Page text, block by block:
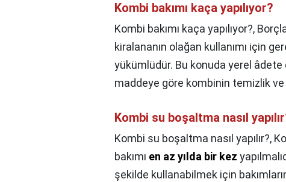
Kombi bakımı kaça yapılıyor?
Kombi bakımı kaça yapılıyor?,
kiralananın olağan kullanımı için
yükümlüdür. Bu konuda yerel âdete
maddeye göre kombinin temizlik ve
Kombi su boşaltma nasıl
Kombi su boşaltma nasıl yapılır?,
bakımı en az yılda bir kez
şekilde kullanabilmek için